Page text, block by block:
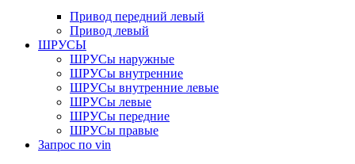
Привод передний левый
Привод левый
ШРУСЫ
ШРУСы наружные
ШРУСы внутренние
ШРУСы внутренние левые
ШРУСы левые
ШРУСы передние
ШРУСы правые
Запрос по vin